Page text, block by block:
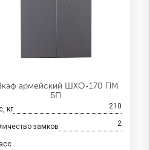
армейский ШХО-170 ПМ
БП
кг 210
замков 2